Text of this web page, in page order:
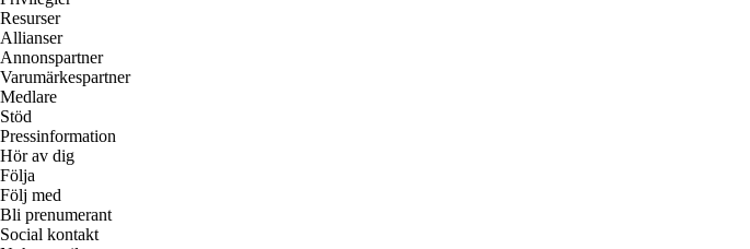
Resurser
Allianser
Annonspartner
Varumärkespartner
Medlare
Stöd
Pressinformation
Hör av dig
Följa
Följ med
Bli prenumerant
Social kontakt